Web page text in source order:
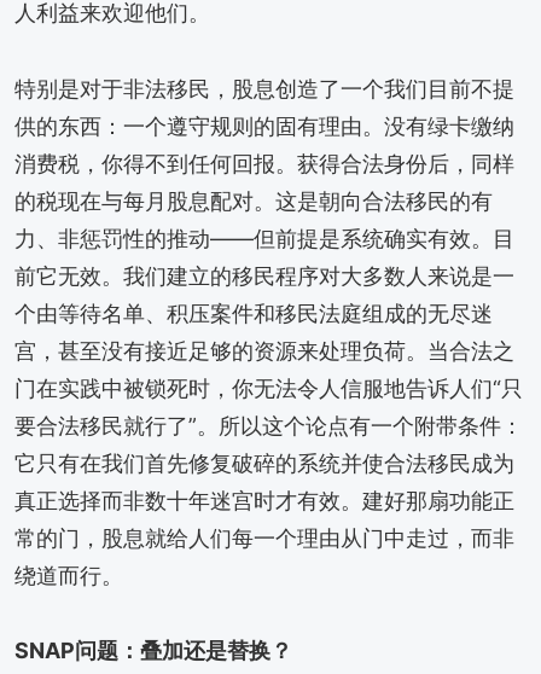
人利益来欢迎他们。
特别是对于非法移民，股息创造了一个我们目前不提
供的东西：一个遵守规则的固有理由。没有绿卡缴纳
消费税，你得不到任何回报。获得合法身份后，同样
的税现在与每月股息配对。这是朝向合法移民的有
力、非惩罚性的推动——但前提是系统确实有效。目
前它无效。我们建立的移民程序对大多数人来说是一
个由等待名单、积压案件和移民法庭组成的无尽迷
宫，甚至没有接近足够的资源来处理负荷。当合法之
门在实践中被锁死时，你无法令人信服地告诉人们“只
要合法移民就行了”。所以这个论点有一个附带条件：
它只有在我们首先修复破碎的系统并使合法移民成为
真正选择而非数十年迷宫时才有效。建好那扇功能正
常的门，股息就给人们每一个理由从门中走过，而非
绕道而行。
SNAP问题：叠加还是替换？